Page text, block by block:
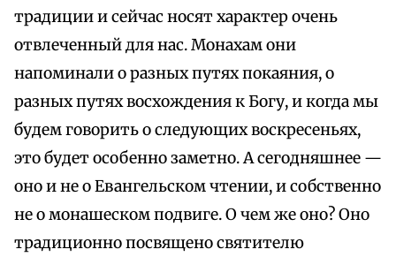
традиции и сейчас носят характер очень
отвлеченный для нас. Монахам они
напоминали о разных путях покаяния, о
разных путях восхождения к Богу, и когда мы
будем говорить о следующих воскресеньях,
это будет особенно заметно. А сегодняшнее —
оно и не о Евангельском чтении, и собственно
не о монашеском подвиге. О чем же оно? Оно
традиционно посвящено святителю